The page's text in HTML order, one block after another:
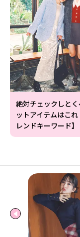
絶対チェックしと
ットアイテムはこれ
レンドキーワード】